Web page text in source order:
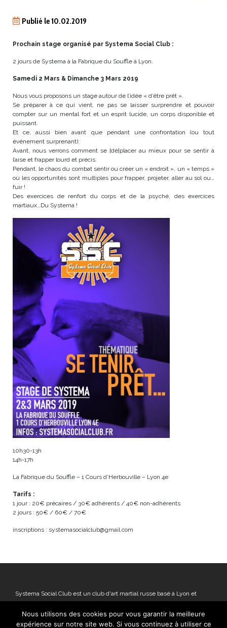
Publié le 10.02.2019
Prochain stage organisé par Systema Social Club :
2 jours de Systema à la Fabrique du Souffle à Lyon.
Samedi 2 Mars & Dimanche 3 Mars 2019
Nous vous proposons un stage autour de l’idée « d’être prêt ».
Se préparer à ce qui vient, ne pas se laisser surprendre et pouvoir
compter sur un mental fort et un esprit lucide, un corps disponible et
puissant.
Et ce, aussi bien avant que pendant une confrontation (ou tout
événement surprenant):
Avant, nous verrons comment se [dé]placer au mieux pour se sentir à
l’aise et frapper lourd et précis.
Pendant, le chaos du combat sentir ou créer un « endroit », un « temps »
où les opportunités sont multiples pour frapper, projeter, aller au sol ou…
fuir !
Des exercices de renfort du corps et de la psyché, des exercices
martiaux…Du Systema !
10h30-13h
14h-17h
La Fabrique du Souffle – 1 Cours d’Herbouville – Lyon 4e
Tarifs :
1 jour : 20€ précaires / 30€ adhérents / 40€ non-adhérents
2 jours : 50€ / 60€ / 70€
inscriptions : systemasocialclub@gmail.com
Systema Social Club est un club d'art martial russe basé à Lyon et
implanté en Rhone-Alpes. Nous donnons des cours tous les jours de la
semaine, en séminaire en cours particuliers, dans nos écoles et en
entreprise. Notre vision de la pratique: chacun-e-s doit pouvoir forger
Nous utilisons des cookies pour vous garantir la meilleure
expérience sur notre site web. Si vous continuez à utiliser ce